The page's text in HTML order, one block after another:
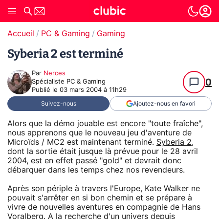
Accueil PC & Gaming Gaming
Syberia 2 est terminé
Par Nerces
Spécialiste PC & Gaming
Publié le 03 mars 2004 à 11h29
0
Suivez-nous Ajoutez-nous en favori
Alors que la démo jouable est encore "toute fraîche",
nous apprenons que le nouveau jeu d'aventure de
Microïds / MC2 est maintenant terminé. Syberia 2,
dont la sortie était jusque là prévue pour le 28 avril
2004, est en effet passé "gold" et devrait donc
débarquer dans les temps chez nos revendeurs.
Après son périple à travers l'Europe, Kate Walker ne
pouvait s'arrêter en si bon chemin et se prépare à
vivre de nouvelles aventures en compagnie de Hans
Voralberg. A la recherche d'un univers depuis